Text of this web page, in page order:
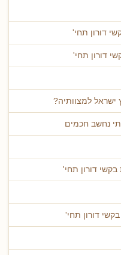
דורון תחי'
דורון תחי'
למצוותיה?
נחשב חכמים
דורון תחי'
דורון תחי'